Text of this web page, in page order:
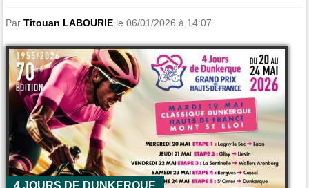
ParTitouan LABOURIE le 06/01/2026 à 14:07
4 JOURS DE DUNKERQUE